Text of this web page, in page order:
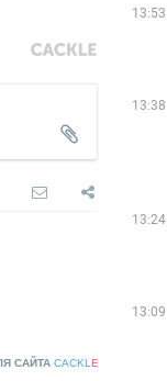
САЙТА CACKL E
13:53
13:38
13:24
13:09